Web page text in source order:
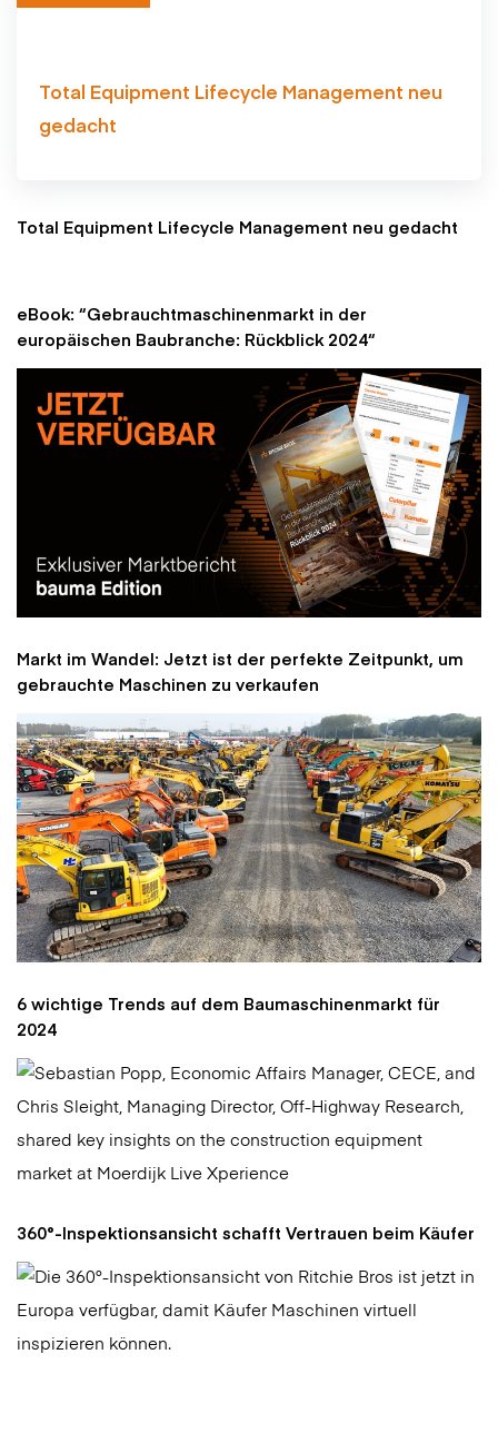
Total Equipment Lifecycle Management neu
gedacht
Total Equipment Lifecycle Management neu gedacht
eBook: “Gebrauchtmaschinenmarkt in der
europäischen Baubranche: Rückblick 2024“
Markt im Wandel: Jetzt ist der perfekte Zeitpunkt, um
gebrauchte Maschinen zu verkaufen
6 wichtige Trends auf dem Baumaschinenmarkt für
2024
360°-Inspektionsansicht schafft Vertrauen beim Käufer